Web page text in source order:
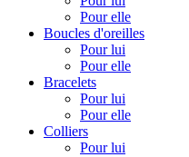
Pour elle
Boucles d'oreilles
Pour lui
Pour elle
Bracelets
Pour lui
Pour elle
Colliers
Pour lui